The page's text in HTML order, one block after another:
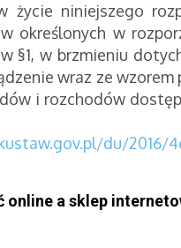
życie niniejszego
określonych w
§1, w brzmieniu
wraz ze
i rozchodów
du/2016/
online a sklep